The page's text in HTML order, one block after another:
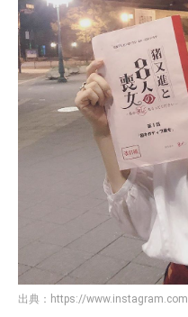
出典： https://www.instagram.com